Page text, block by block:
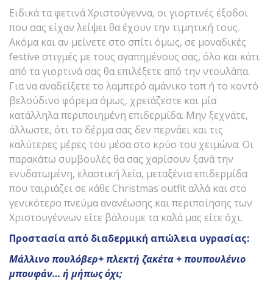
Ειδικά τα φετινά Χριστούγεννα, οι γιορτινές έξοδοι
που σας είχαν λείψει θα έχουν την τιμητική τους.
Ακόμα και αν μείνετε στο σπίτι όμως, σε μοναδικές
festive στιγμές με τους αγαπημένους σας, όλο και κάτι
από τα γιορτινά σας θα επιλέξετε από την ντουλάπα.
Για να αναδείξετε το λαμπερό αμάνικο τοπ ή το κοντό
βελούδινο φόρεμα όμως, χρειάζεστε και μία
κατάλληλα περιποιημένη επιδερμίδα. Μην ξεχνάτε,
άλλωστε, ότι το δέρμα σας δεν περνάει και τις
καλύτερες μέρες του μέσα στο κρύο του χειμώνα. Οι
παρακάτω συμβουλές θα σας χαρίσουν ξανά την
ενυδατωμένη, ελαστική λεία, μεταξένια επιδερμίδα
που ταιριάζει σε κάθε Christmas outfit αλλά και στο
γενικότερο πνεύμα ανανέωσης και περιποίησης των
Χριστουγέννων είτε βάλουμε τα καλά μας είτε όχι.
Προστασία από διαδερμική απώλεια υγρασίας:
Μάλλινο πουλόβερ+ πλεκτή ζακέτα + πουπουλένιο
μπουφάν… ή μήπως όχι;